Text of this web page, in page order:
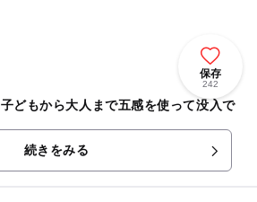
保存
242
どもから大人まで五感を使って没入で
続きをみる